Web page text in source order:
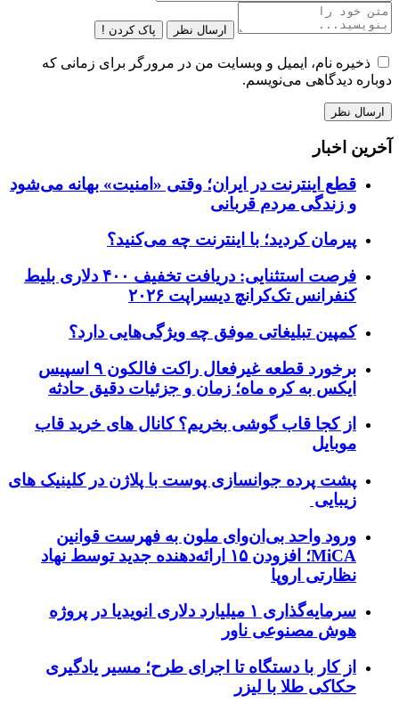
ارسال نظر پاک کردن !
ذخیره نام، ایمیل و وبسایت من در مرورگر برای زمانی که
دوباره دیدگاهی می‌نویسم.
آخرین اخبار
قطع اینترنت در ایران؛ وقتی «امنیت» بهانه می‌شود
و زندگی مردم قربانی
پیرمان کردید؛ با اینترنت چه می‌کنید؟
فرصت استثنایی: دریافت تخفیف ۴۰۰ دلاری بلیط
کنفرانس تک‌کرانچ دیسراپت ۲۰۲۶
کمپین تبلیغاتی موفق چه ویژگی‌هایی دارد؟
برخورد قطعه غیرفعال راکت فالکون ۹ اسپیس
ایکس به کره ماه؛ زمان و جزئیات دقیق حادثه
از کجا قاب گوشی بخریم؟ کانال های خرید قاب
موبایل
پشت پرده جوانسازی پوست با پلاژن در کلینیک های
زیبایی
ورود واحد بی‌ان‌وای ملون به فهرست قوانین
MiCA؛ افزودن ۱۵ ارائه‌دهنده جدید توسط نهاد
نظارتی اروپا
سرمایه‌گذاری ۱ میلیارد دلاری انویدیا در پروژه
هوش مصنوعی ناور
از کار با دستگاه تا اجرای طرح؛ مسیر یادگیری
حکاکی طلا با لیزر